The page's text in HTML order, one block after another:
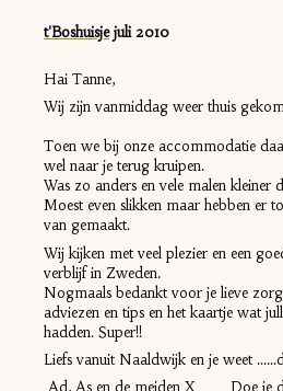
t'Boshuisjejuli 2010
Hai Tanne,
Wij zijn vanmiddag weer thuis
Toen we bij onze accommodatie
wel naar je terug kruipen.
Was zo anders en vele malen kleiner
Moest even slikken maar hebben er
van gemaakt.
Wij kijken met veel plezier en een
verblijf in Zweden.
Nogmaals bedankt voor je lieve
adviezen en tips en het kaartje wat
hadden. Super!!
Liefs vanuit Naaldwijk en je weet